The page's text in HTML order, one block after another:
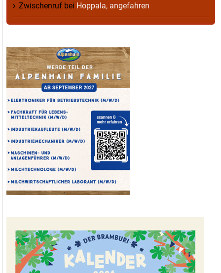
Zwischenruf bei Hoppala, angefahren